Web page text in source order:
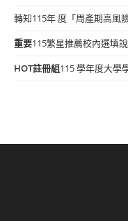
轉知115年 度「周產期高風
重要115繁星推薦校內選填
HOT註冊組115 學年度大學